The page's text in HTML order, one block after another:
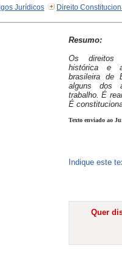
Jurídicos Direito
Resumo:
Os direitos
histórica e
brasileira de
alguns dos
trabalho. É
É
Texto enviado ao
Indique este
Quer